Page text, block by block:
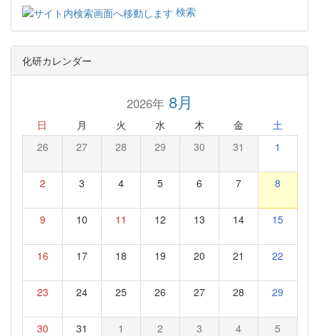
検索
化研カレンダー
2026年8月
日 月 火 水 木 金 土
26 27 28 29 30 31 1
2 3 4 5 6 7 8
9 10 11 12 13 14 15
16 17 18 19 20 21 22
23 24 25 26 27 28 29
30 31 1 2 3 4 5